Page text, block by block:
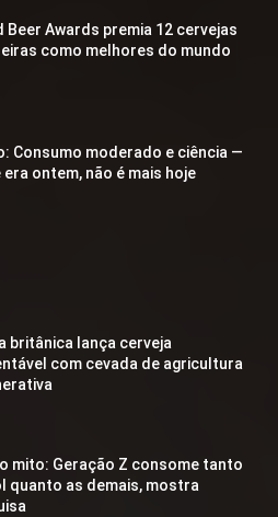
Beer Awards premia 12 cervejas
como melhores do mundo
Consumo moderado e ciência —
era ontem, não é mais hoje
britânica lança cerveja
com cevada de agricultura
mito: Geração Z consome tanto
quanto as demais, mostra